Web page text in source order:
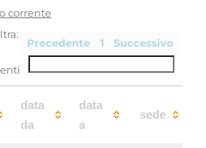
di Strambino, San Giorgio,
corrente
Precedente 1 Successivo
data
da
data
a
sede